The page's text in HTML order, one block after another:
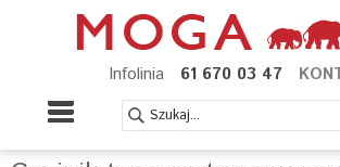
Infolinia 61 670 03 47